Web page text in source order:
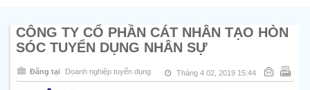
CÔNG TY CỔ PHẦN CÁT NHÂN TẠO HÒN
SÓC TUYỂN DỤNG NHÂN SỰ
Đăng tại Doanh nghiệp tuyển dụng Tháng 4 02, 2019 15:44